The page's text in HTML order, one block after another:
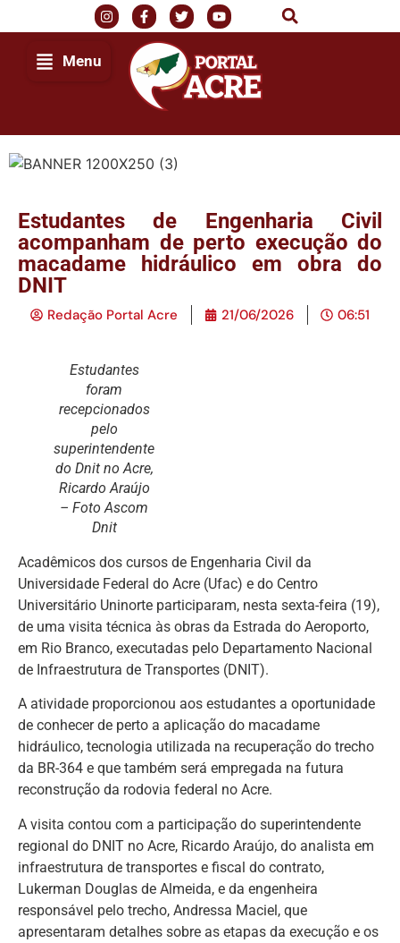
Menu
Estudantes de Engenharia Civil
acompanham de perto execução do
macadame hidráulico em obra do
DNIT
Redação Portal Acre 21/06/2026 06:51
Estudantes
foram
recepcionados
pelo
superintendente
do Dnit no Acre,
Ricardo Araújo
– Foto Ascom
Dnit
Acadêmicos dos cursos de Engenharia Civil da
Universidade Federal do Acre (Ufac) e do Centro
Universitário Uninorte participaram, nesta sexta-feira (19),
de uma visita técnica às obras da Estrada do Aeroporto,
em Rio Branco, executadas pelo Departamento Nacional
de Infraestrutura de Transportes (DNIT).
A atividade proporcionou aos estudantes a oportunidade
de conhecer de perto a aplicação do macadame
hidráulico, tecnologia utilizada na recuperação do trecho
da BR-364 e que também será empregada na futura
reconstrução da rodovia federal no Acre.
A visita contou com a participação do superintendente
regional do DNIT no Acre, Ricardo Araújo, do analista em
infraestrutura de transportes e fiscal do contrato,
Lukerman Douglas de Almeida, e da engenheira
responsável pelo trecho, Andressa Maciel, que
apresentaram detalhes sobre as etapas da execução e os